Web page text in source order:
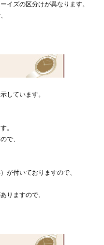
イズの区分けが異なります。
しています。
。
で、
が付いておりますので、
りますので、